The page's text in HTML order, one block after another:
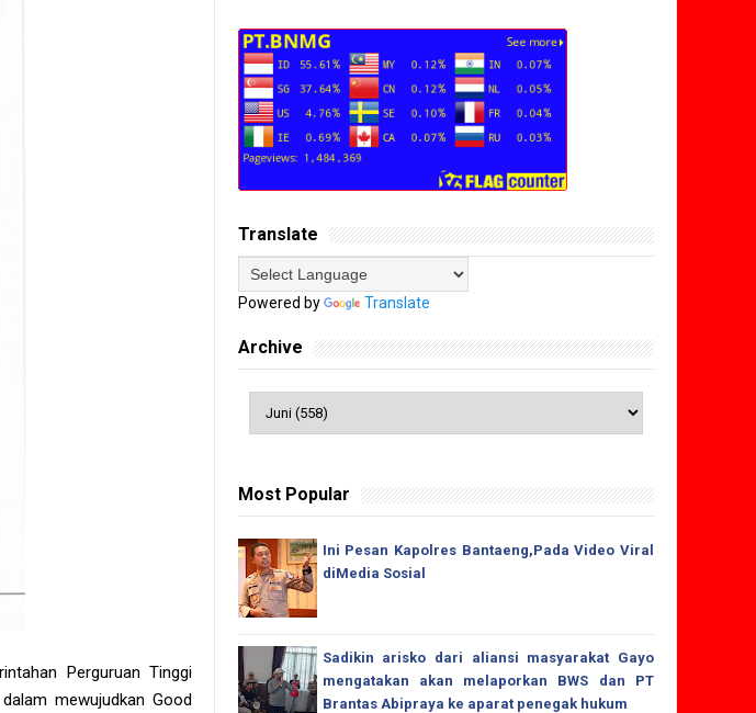
Perguruan Tinggi
mewujudkan Good
Translate
Powered by Translate
Archive
Most Popular
Ini Pesan Kapolres Bantaeng,Pada Video Viral
diMedia Sosial
Sadikin arisko dari aliansi masyarakat Gayo
mengatakan akan melaporkan BWS dan PT
Brantas Abipraya ke aparat penegak hukum